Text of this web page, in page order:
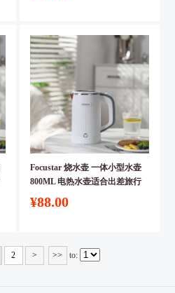
Focustar 烧水壶 一体小型水壶
800ML 电热水壶适合出差旅行
居家使用【白色】
¥88.00
2 > >> to: